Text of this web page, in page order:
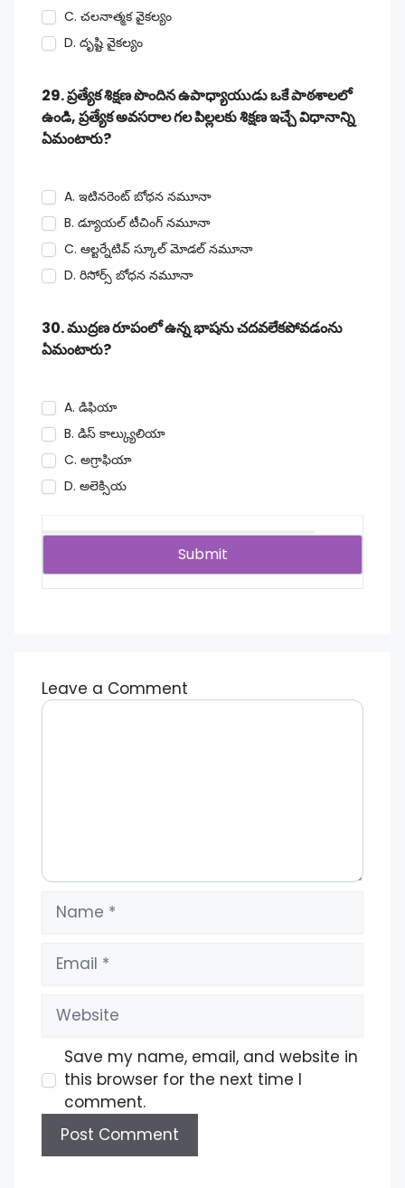
C. చలనాత్మక వైకల్యం
D. దృష్టి వైకల్యం
29. ప్రత్యేక శిక్షణ పొందిన ఉపాధ్యాయుడు ఒకే పాఠశాలలో
ఉండి, ప్రత్యేక అవసరాల గల పిల్లలకు శిక్షణ ఇచ్చే విధానాన్ని
ఏమంటారు?
A. ఇటినరెంట్ బోధన నమూనా
B. డ్యూయల్ టీచింగ్ నమూనా
C. ఆల్టర్నేటివ్ స్కూల్ మోడల్ నమూనా
D. రిసోర్స్ బోధన నమూనా
30. ముద్రణ రూపంలో ఉన్న భాషను చదవలేకపోవడంను
ఏమంటారు?
A. డిఫియా
B. డిస్ కాల్క్యులియా
C. అగ్రాఫియా
D. అలెక్సియ
Leave a Comment
Comment
Name
Email
Website
Save my name, email, and website in
this browser for the next time I
comment.